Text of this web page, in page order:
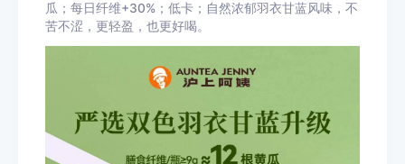
瓜；每日纤维+30%；低卡；自然浓郁羽衣甘蓝风味，不
苦不涩，更轻盈，也更好喝。